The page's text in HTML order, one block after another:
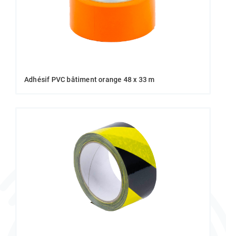
Adhésif PVC bâtiment orange 48 x 33 m